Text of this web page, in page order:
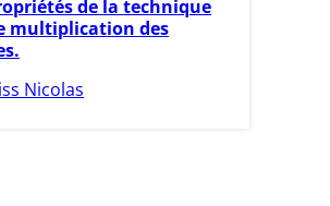
de la technique
multiplication des
Nicolas